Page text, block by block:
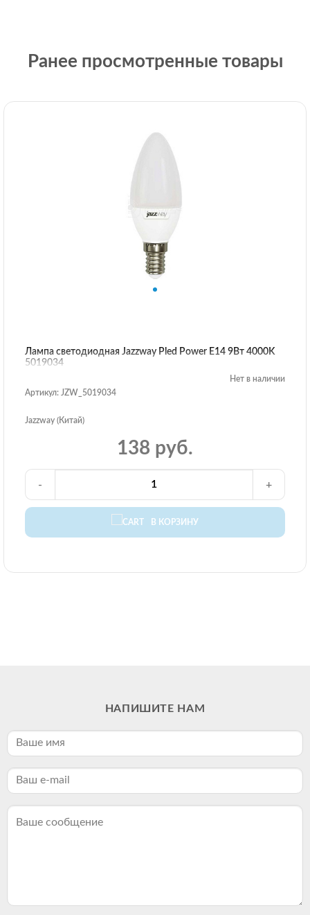
Ранее просмотренные товары
Лампа светодиодная Jazzway Pled Power E14 9Вт 4000K
5019034
Нет в наличии
Артикул: JZW_5019034
Jazzway (Китай)
138 руб.
В КОРЗИНУ
- +
НАПИШИТЕ НАМ